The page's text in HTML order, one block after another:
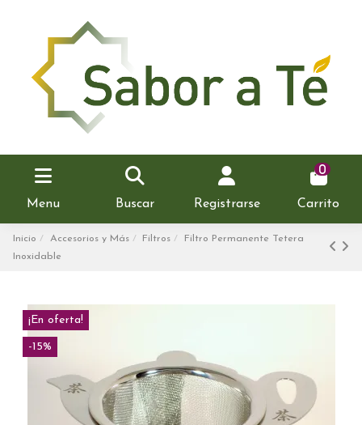
Menu Buscar Registrarse
0
Carrito
Inicio Accesorios y Más Filtros
Filtro Permanente Tetera
Inoxidable
¡En oferta!
-15%